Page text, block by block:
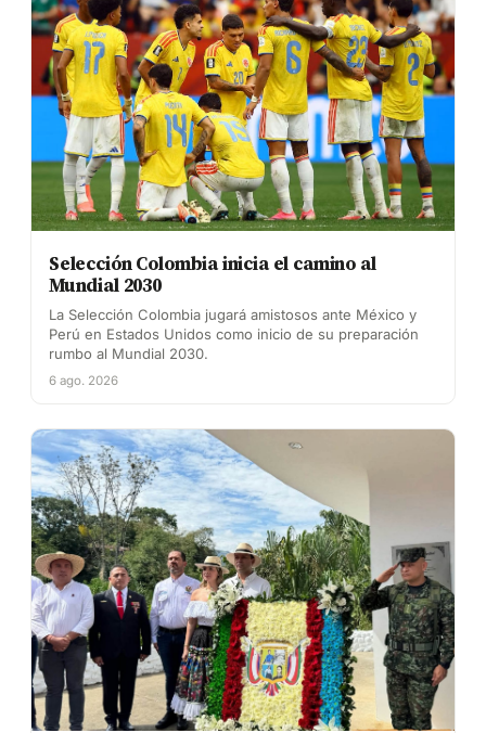
Selección Colombia inicia el camino al
Mundial 2030
La Selección Colombia jugará amistosos ante México y
Perú en Estados Unidos como inicio de su preparación
rumbo al Mundial 2030.
6 ago. 2026